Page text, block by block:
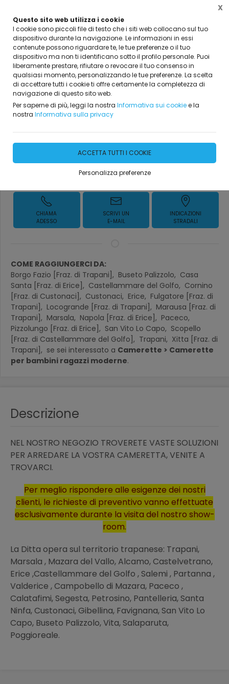
Questo sito web utilizza i cookie
I cookie sono piccoli file di testo che i siti web collocano sul tuo
dispositivo durante la navigazione. Le informazioni in essi
contenute possono riguardare te, le tue preferenze o il tuo
dispositivo ma non ti identificano sotto il profilo personale. Puoi
liberamente prestare, rifiutare o revocare il tuo consenso in
qualsiasi momento, personalizzando le tue preferenze. La scelta
di accettare tutti i cookie ti offre certamente la completezza di
navigazione di questo sito web.
Per saperne di più, leggi la nostra Informativa sui cookiee la
nostra Informativa sulla privacy
ACCETTA TUTTI I COOKIE
Personalizza preferenze
X
Home Vetrina Camerette Camerette per bambini ragazzi moderne
CAMERETTE MODERNE PER
RAGAZZI
DISPONIBILITÀ IMMEDIATA
Richiedi Informazioni
CHIAMA
ADESSO
SCRIVI UN
E-MAIL
INDICAZIONI
STRADALI
COME RAGGIUNGERCI DA:
Borgo Fazio [Fraz. di Trapani], Buseto Palizzolo, Casa
Santa [Fraz. di Erice], Castellammare del Golfo, Cornino
[Fraz. di Custonaci], Custonaci, Erice, Fulgatore [Fraz. di
Trapani], Locogrande [Fraz. di Trapani], Marausa [Fraz. di
Trapani], Marsala, Napola [Fraz. di Erice], Paceco,
Pizzolungo [Fraz. di Erice], San Vito Lo Capo, Scopello
[Fraz. di Castellammare del Golfo], Trapani, Xitta [Fraz. di
Trapani], se sei interessato a Camerette > Camerette
per bambini ragazzi moderne.
Descrizione
NEL NOSTRO NEGOZIO TROVERETE VASTE SOLUZIONI
PER ARREDARE LA VOSTRA CAMERETTA, VENITE A
TROVARCI.
Per meglio rispondere alle esigenze dei nostri
clienti, le richieste di preventivo vanno effettuate
esclusivamente durante la visita del nostro show-
room.
La Ditta opera sul territorio trapanese: Trapani,
Marsala , Mazara del Vallo, Alcamo, Castelvetrano,
Erice ,Castellammare del Golfo , Salemi , Partanna ,
Valderice , Campobello di Mazara, Paceco ,
Calatafimi, Segesta, Petrosino, Pantelleria, Santa
Ninfa, Custonaci, Gibellina, Favignana, San Vito Lo
Capo, Buseto Palizzolo, Vita, Salaparuta,
Poggioreale.